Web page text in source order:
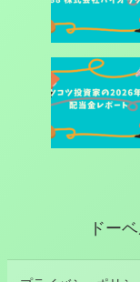
ドー